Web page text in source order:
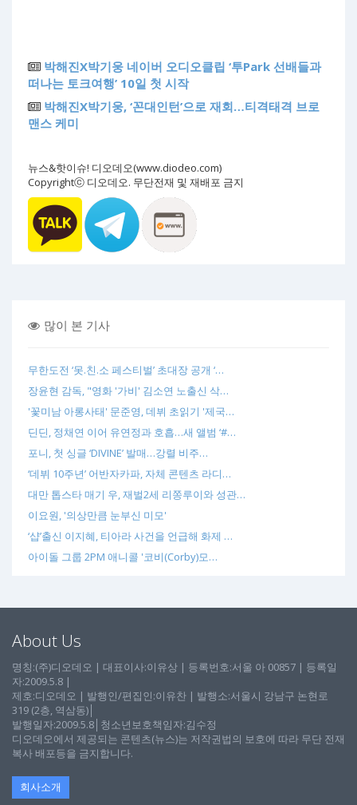
박해진X박기웅 네이버 오디오클립 ‘투Park 선배들과
떠나는 토크여행’ 10일 첫 시작
박해진X박기웅, ‘꼰대인턴’으로 재회…티격태격 브로
맨스 케미
뉴스&핫이슈! 디오데오(www.diodeo.com)
Copyrightⓒ 디오데오. 무단전재 및 재배포 금지
많이 본 기사
무한도전 ‘못.친.소 페스티벌’ 초대장 공개 ‘…
장윤현 감독, "영화 '가비' 김소연 노출신 삭…
'꽃미남 아롱사태' 문준영, 데뷔 초읽기 '제국…
딘딘, 정채연 이어 유연정과 호흡…새 앨범 ‘#…
포니, 첫 싱글 ‘DIVINE’ 발매…강렬 비주…
‘데뷔 10주년’ 어반자카파, 자체 콘텐츠 라디…
대만 톱스타 매기 우, 재벌2세 리쫑루이와 성관…
이요원, '의상만큼 눈부신 미모'
‘샵’출신 이지혜, 티아라 사건을 언급해 화제 …
아이돌 그룹 2PM 애니콜 '코비(Corby)모…
About Us
명칭:(주)디오데오 | 대표이사:이유상 | 등록번호:서울 아 00857 | 등록일
자:2009.5.8 |
제호:디오데오 | 발행인/편집인:이유찬 | 발행소:서울시 강남구 논현로
319 (2층, 역삼동)│
발행일자:2009.5.8│청소년보호책임자:김수정
디오데오에서 제공되는 콘텐츠(뉴스)는 저작권법의 보호에 따라 무단 전재
복사 배포등을 금지합니다.
회사소개